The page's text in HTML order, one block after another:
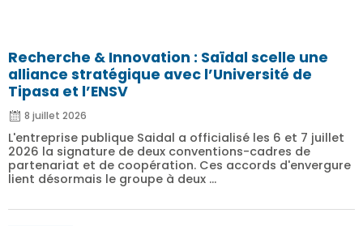
Recherche & Innovation : Saïdal scelle une
alliance stratégique avec l’Université de
Tipasa et l’ENSV
8 juillet 2026
L'entreprise publique Saidal a officialisé les 6 et 7 juillet
2026 la signature de deux conventions-cadres de
partenariat et de coopération. Ces accords d'envergure
lient désormais le groupe à deux ...